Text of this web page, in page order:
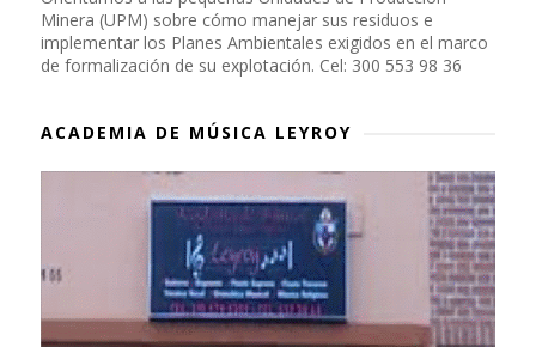
Minera (UPM) sobre cómo manejar sus residuos e
implementar los Planes Ambientales exigidos en el marco
de formalización de su explotación. Cel: 300 553 98 36
ACADEMIA DE MÚSICA LEYROY